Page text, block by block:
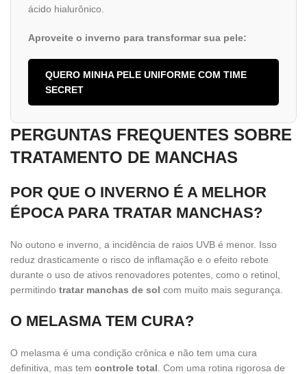
ácido hialurônico.
Aproveite o inverno para transformar sua pele:
QUERO MINHA PELE UNIFORME COM TIME
SECRET
PERGUNTAS FREQUENTES SOBRE
TRATAMENTO DE MANCHAS
POR QUE O INVERNO É A MELHOR
ÉPOCA PARA TRATAR MANCHAS?
No outono e inverno, a incidência de raios UVB é menor. Isso
reduz drasticamente o risco de inflamação e o efeito rebote
durante o uso de ativos renovadores potentes, como o retinol,
permitindo tratar manchas de sol com muito mais segurança.
O MELASMA TEM CURA?
O melasma é uma condição crônica e não tem uma cura
definitiva, mas tem controle total . Com uma rotina rigorosa de